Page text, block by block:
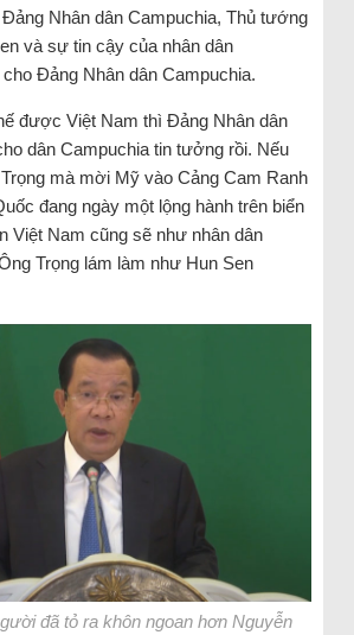
Nhân dân Campuchia, Thủ tướng
và sự tin cậy của nhân dân
Đảng Nhân dân Campuchia.
được Việt Nam thì Đảng Nhân dân
dân Campuchia tin tưởng rồi. Nếu
mà mời Mỹ vào Cảng Cam Ranh
đang ngày một lộng hành trên biển
Việt Nam cũng sẽ như nhân dân
Trọng lám làm như Hun Sen
đã tỏ ra khôn ngoan hơn Nguyễn